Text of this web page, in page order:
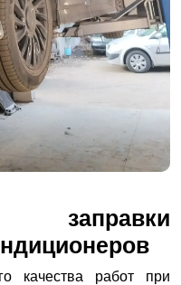
заправки
качества работ при